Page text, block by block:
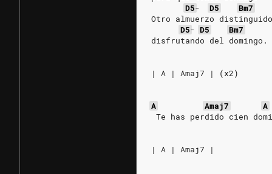
D5- D5
Bm7
Otro almuerzo
D5- D5
Bm7
disfrutando del domingo.
| A | Amaj7 | (x2)
A Amaj7
A
Te has perdido cien
| A | Amaj7 |